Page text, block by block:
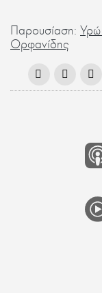
Παρουσίαση: Υρώ
Ορφανίδης